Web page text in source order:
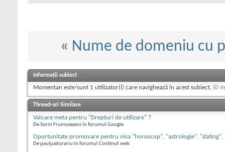
« Nume de domeniu cu
Informații subiect
Momentan este/sunt 1 utilizator(i) care navighează în acest subiect. (0
Thread-uri Similare
Valoare meta pentru "Drepturi de utilizare" ?
De Sorin Frumuseanu în forumul Google
Oportunitate promovare pentru nisa "horoscop", "astrologie",
De paulpadurariu în forumul Continut web